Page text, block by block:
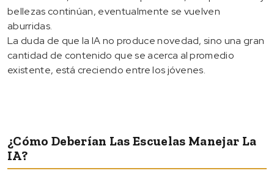
bellezas continúan, eventualmente se vuelven
aburridas.
La duda de que la IA no produce novedad, sino una gran
cantidad de contenido que se acerca al promedio
existente, está creciendo entre los jóvenes.
¿Cómo Deberían Las Escuelas Manejar La
IA?